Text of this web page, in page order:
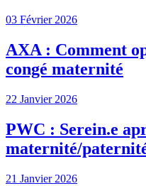
03 Février 2026
AXA : Comment
congé maternité
22 Janvier 2026
PWC : Serein.e
maternité/
21 Janvier 2026